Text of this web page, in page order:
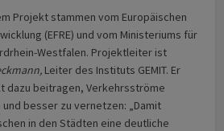
Projekt stammen vom Europäischen
(EFRE) und vom Ministeriums für
Westfalen. Projektleiter ist
Leiter des Instituts GEMIT. Er
dazu beitragen, Verkehrsströme
besser zu vernetzen: „Damit
in den Städten eine deutliche